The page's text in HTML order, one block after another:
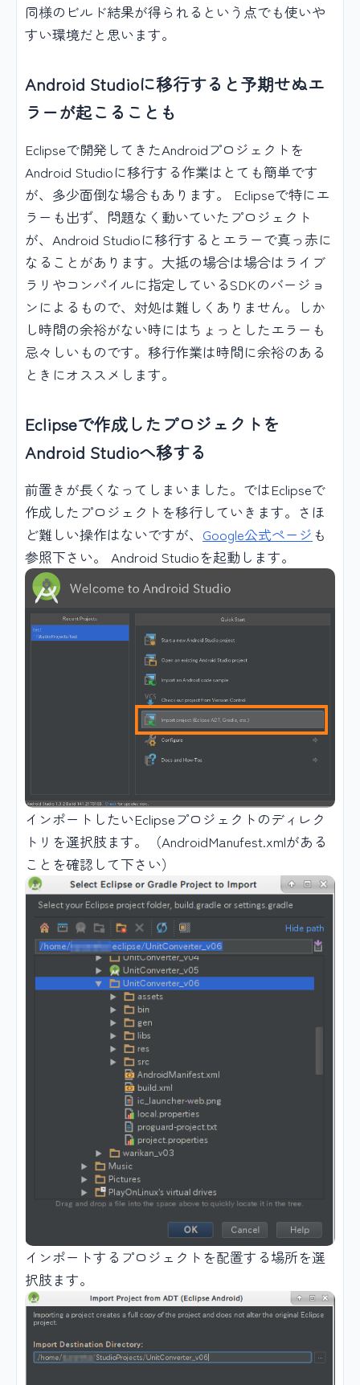
同様のビルド結果が得られるという点でも使いや
すい環境だと思います。
Android Studioに移行すると予期せぬエ
ラーが起こることも
Eclipseで開発してきたAndroidプロジェクトを
Android Studioに移行する作業はとても簡単です
が、多少面倒な場合もあります。 Eclipseで特にエ
ラーも出ず、問題なく動いていたプロジェクト
が、Android Studioに移行するとエラーで真っ赤に
なることがあります。大抵の場合は場合はライブ
ラリやコンパイルに指定しているSDKのバージョ
ンによるもので、対処は難しくありません。しか
し時間の余裕がない時にはちょっとしたエラーも
忌々しいものです。移行作業は時間に余裕のある
ときにオススメします。
Eclipseで作成したプロジェクトを
Android Studioへ移する
前置きが長くなってしまいました。ではEclipseで
作成したプロジェクトを移行していきます。さほ
ど難しい操作はないですが、 Google公式ページ も
参照下さい。 Android Studioを起動します。
インポートしたいEclipseプロジェクトのディレク
トリを選択肢ます。（AndroidManufest.xmlがある
ことを確認して下さい）
インポートするプロジェクトを配置する場所を選
択肢ます。